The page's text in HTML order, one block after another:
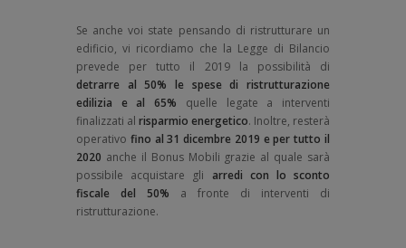
Se anche voi state pensando di ristrutturare un
edificio, vi ricordiamo che la Legge di Bilancio
prevede per tutto il 2019 la possibilità di
detrarre al 50% le spese di ristrutturazione
edilizia e al 65% quelle legate a interventi
finalizzati al risparmio energetico. Inoltre, resterà
operativo fino al 31 dicembre 2019 e per tutto il
2020 anche il Bonus Mobili grazie al quale sarà
possibile acquistare gli arredi con lo sconto
fiscale del 50% a fronte di interventi di
ristrutturazione.